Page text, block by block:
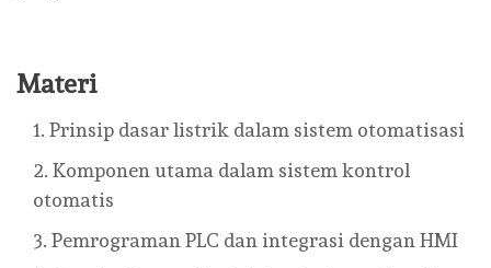
Materi
Prinsip dasar listrik dalam sistem otomatisasi
Komponen utama dalam sistem kontrol
otomatis
Pemrograman PLC dan integrasi dengan HMI